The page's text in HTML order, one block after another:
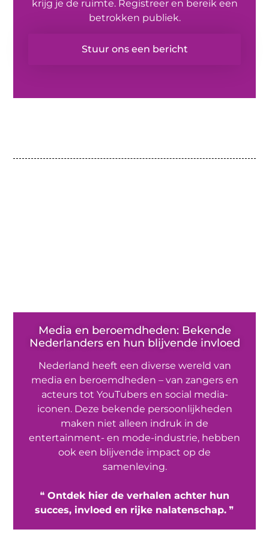
krijg je de ruimte. Registreer en bereik een
betrokken publiek.
Stuur ons een bericht
Media en beroemdheden: Bekende
Nederlanders en hun blijvende invloed
Nederland heeft een diverse wereld van
media en beroemdheden – van zangers en
acteurs tot YouTubers en social media-
iconen. Deze bekende persoonlijkheden
maken niet alleen indruk in de
entertainment- en mode-industrie, hebben
ook een blijvende impact op de
samenleving.
❝ Ontdek hier de verhalen achter hun
succes, invloed en rijke nalatenschap. ❞